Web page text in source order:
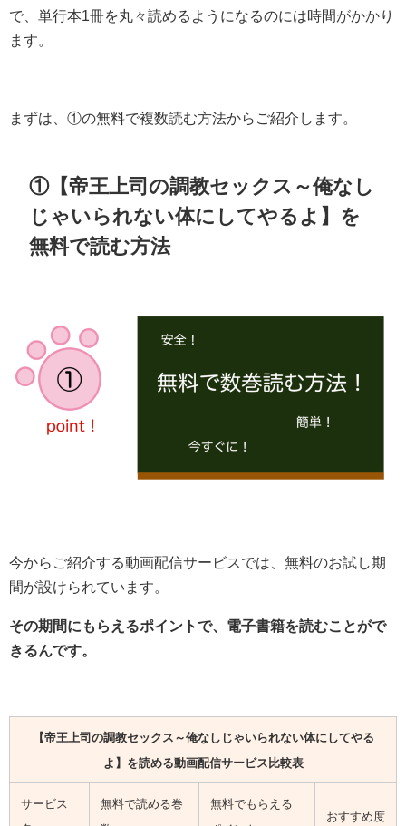
で、単行本1冊を丸々読めるようになるのには時間がかかり
ます。
まずは、①の無料で複数読む方法からご紹介します。
①【帝王上司の調教セックス～俺なし
じゃいられない体にしてやるよ】を
無料で読む方法
今からご紹介する動画配信サービスでは、無料のお試し期
間が設けられています。
その期間にもらえるポイントで、電子書籍を読むことがで
きるんです。
【帝王上司の調教セックス～俺なしじゃいられない体にしてやる
よ】を読める動画配信サービス比較表
サービス 無料で読める巻 無料でもらえる
おすすめ度